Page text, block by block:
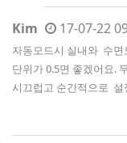
Kim 17-07-22
자동모드시 실내와 수면
단위가 0.5면 좋겠어요.
시끄럽고 순간적으로 설